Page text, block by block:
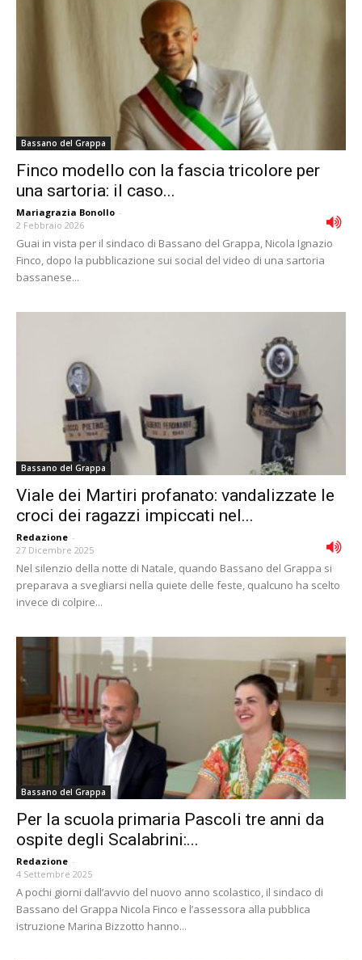
Bassano del Grappa
Finco modello con la fascia tricolore per
una sartoria: il caso...
Mariagrazia Bonollo -
2 Febbraio 2026
Guai in vista per il sindaco di Bassano del Grappa, Nicola Ignazio
Finco, dopo la pubblicazione sui social del video di una sartoria
bassanese...
Bassano del Grappa
Viale dei Martiri profanato: vandalizzate le
croci dei ragazzi impiccati nel...
Redazione -
27 Dicembre 2025
Nel silenzio della notte di Natale, quando Bassano del Grappa si
preparava a svegliarsi nella quiete delle feste, qualcuno ha scelto
invece di colpire...
Bassano del Grappa
Per la scuola primaria Pascoli tre anni da
ospite degli Scalabrini:...
Redazione -
4 Settembre 2025
A pochi giorni dall’avvio del nuovo anno scolastico, il sindaco di
Bassano del Grappa Nicola Finco e l’assessora alla pubblica
istruzione Marina Bizzotto hanno...